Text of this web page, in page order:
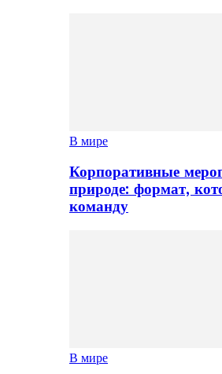
В мире
Корпоративные
природе: формат,
команду
В мире